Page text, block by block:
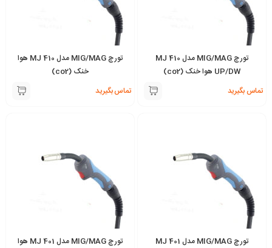
تورچ MIG/MAG مدل MJ 410
UP/DW هوا خنک (co2)
تماس بگیرید
تورچ MIG/MAG مدل MJ 410 هوا
خنک (co2)
تماس بگیرید
تورچ MIG/MAG مدل MJ 401
تورچ MIG/MAG مدل MJ 401 هوا